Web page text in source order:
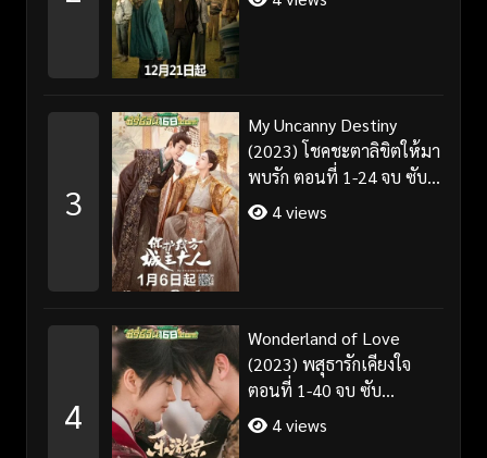
3
My Uncanny Destiny
(2023) โชคชะตาลิขิตให้มา
พบรัก ตอนที่ 1-24 จบ ซับ
ไทย/พากย์ไทย
4 views
4
Wonderland of Love
(2023) พสุธารักเคียงใจ
ตอนที่ 1-40 จบ ซับ
ไทย+พากย์ไทย
4 views